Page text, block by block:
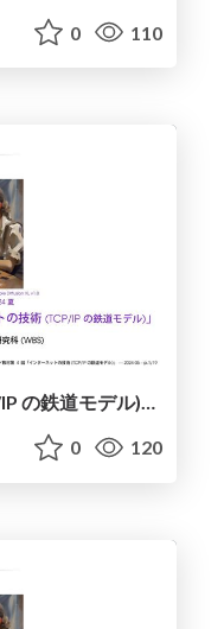
0 110
インターネットの技術 (TCP/IP の鉄道モデル) / Internet Technology (TCP/IP Railway Model)
0 120